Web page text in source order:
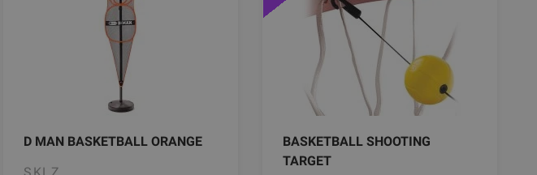
D MAN BASKETBALL ORANGE
BASKETBALL SHOOTING
TARGET